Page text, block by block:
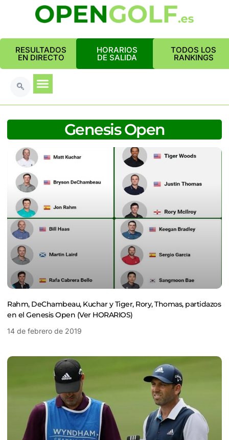
RESULTADOS
EN DIRECTO
HORARIOS
DE SALIDA
TODOS LOS
RANKINGS
Genesis Open
Rahm, DeChambeau, Kuchar y Tiger, Rory, Thomas, partidazos
en el Genesis Open (Ver HORARIOS)
14 de febrero de 2019